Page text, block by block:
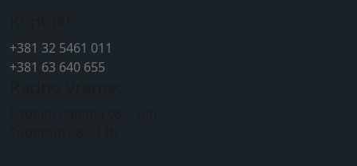
+381 32 5461 011
+381 63 640 655